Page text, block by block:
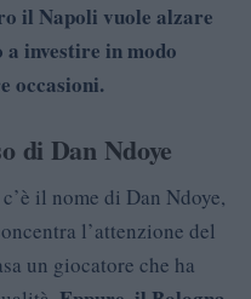
il Napoli vuole alzare
investire in modo
occasioni.
di Dan Ndoye
il nome di Dan Ndoye,
l’attenzione del
un giocatore che ha